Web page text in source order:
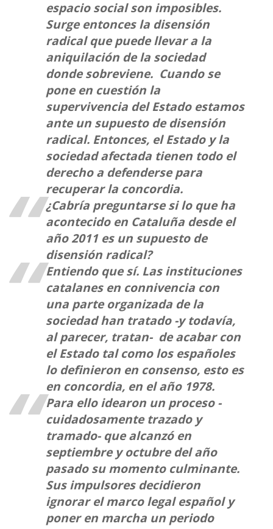
espacio social son imposibles.
Surge entonces la disensión
radical que puede llevar a la
aniquilación de la sociedad
donde sobreviene. Cuando se
pone en cuestión la
supervivencia del Estado estamos
ante un supuesto de disensión
radical. Entonces, el Estado y la
sociedad afectada tienen todo el
derecho a defenderse para
recuperar la concordia.
¿Cabría preguntarse si lo que ha
acontecido en Cataluña desde el
año 2011 es un supuesto de
disensión radical?
Entiendo que sí. Las instituciones
catalanes en connivencia con
una parte organizada de la
sociedad han tratado -y todavía,
al parecer, tratan- de acabar con
el Estado tal como los españoles
lo definieron en consenso, esto es
en concordia, en el año 1978.
Para ello idearon un proceso -
cuidadosamente trazado y
tramado- que alcanzó en
septiembre y octubre del año
pasado su momento culminante.
Sus impulsores decidieron
ignorar el marco legal español y
poner en marcha un periodo